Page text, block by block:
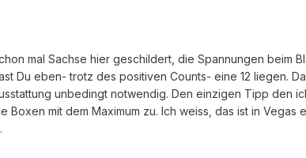
mal Sachse hier geschildert, die Spannungen beim
Du eben- trotz des positiven Counts- eine 12 liegen.
unbedingt notwendig. Den einzigen Tipp den
mit dem Maximum zu. Ich weiss, das ist in